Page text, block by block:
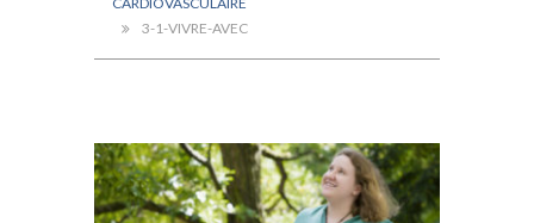
3-1-VIVRE-AVEC